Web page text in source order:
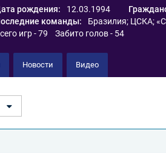
рождения: 12.03.1994
команды:
Бразилия; ЦСКА;
игр - 79 Забито голов - 54
Новости Видео